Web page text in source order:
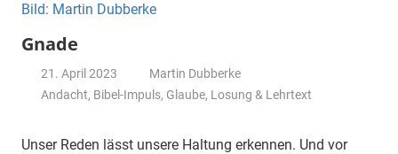
Gnade
21. April 2023
Martin Dubberke
Andacht, Bibel-Impuls, Glaube, Losung & Lehrtext
Unser Reden lässt unsere Haltung erkennen. Und vor